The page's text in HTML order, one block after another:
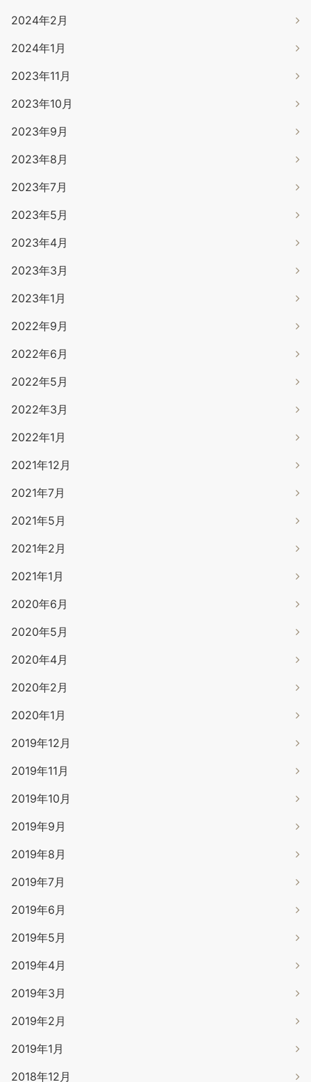
2024年2月
2024年1月
2023年11月
2023年10月
2023年9月
2023年8月
2023年7月
2023年5月
2023年4月
2023年3月
2023年1月
2022年9月
2022年6月
2022年5月
2022年3月
2022年1月
2021年12月
2021年7月
2021年5月
2021年2月
2021年1月
2020年6月
2020年5月
2020年4月
2020年2月
2020年1月
2019年12月
2019年11月
2019年10月
2019年9月
2019年8月
2019年7月
2019年6月
2019年5月
2019年4月
2019年3月
2019年2月
2019年1月
2018年12月